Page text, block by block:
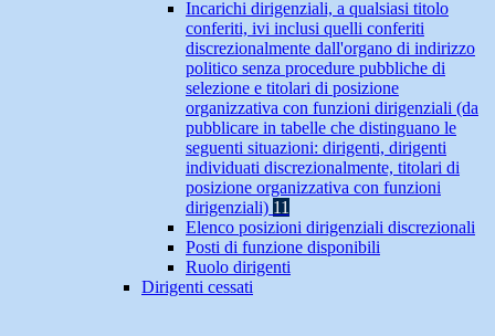
Incarichi dirigenziali, a qualsiasi titolo
conferiti, ivi inclusi quelli conferiti
discrezionalmente dall'organo di indirizzo
politico senza procedure pubbliche di
selezione e titolari di posizione
organizzativa con funzioni dirigenziali (da
pubblicare in tabelle che distinguano le
seguenti situazioni: dirigenti, dirigenti
individuati discrezionalmente, titolari di
posizione organizzativa con funzioni
dirigenziali) 11
Elenco posizioni dirigenziali discrezionali
Posti di funzione disponibili
Ruolo dirigenti
Dirigenti cessati